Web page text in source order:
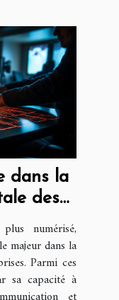
dans la
des
numérisé,
majeur dans la
Parmi ces
sa capacité à